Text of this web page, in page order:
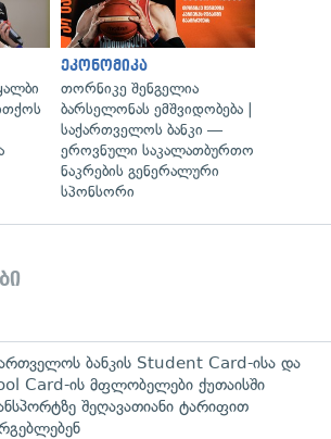
ეკონომიკა
თორნიკე შენგელია
ბარსელონას ემშვიდობება |
საქართველოს ბანკი —
ეროვნული საკალათბურთო
ნაკრების გენერალური
სპონსორი
ბანკის Student Card-ისა და
Card-ის მფლობელები ქუთაისში
შეღავათიანი ტარიფით